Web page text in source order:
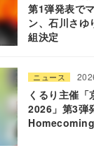
第1弾発表で
ン、石川さ
組決定
ニュース
くるり主催「
2026」第3弾